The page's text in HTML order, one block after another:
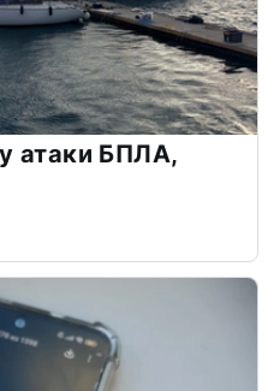
атаки БПЛА,